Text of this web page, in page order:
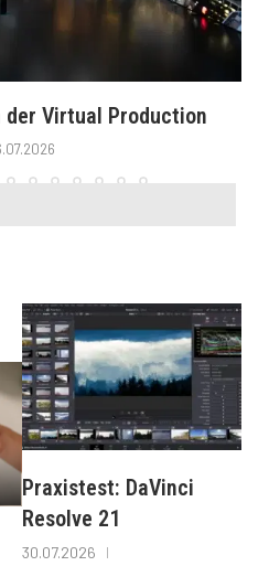
der Virtual Production
Praxistest: DaVinci
Resolve 21
30.07.2026